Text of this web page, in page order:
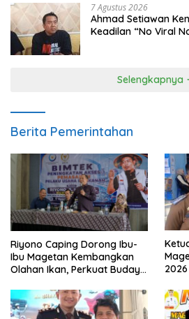
7 Agustus 2026
Ahmad Setiawan
Keadilan “No Viral
Selengkapnya
Berita Pemerintahan
Riyono Caping Dorong Ibu-
Ibu Magetan Kembangkan
Olahan Ikan, Perkuat Budaya